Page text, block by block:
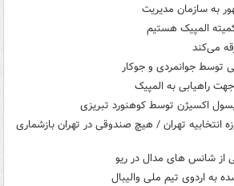
به سازمان مدیریت
المپیک هستیم
می‌کند
توسط جوانمردی و جوکار
راهیابی به المپیک
اکسیژن توسط کوهنورد تبریزی
حوزه انتخابیه تهران / هیچ صندوقی در تهران بازشماری
از شانس های مدال در ریو
به اردوی تیم ملی والیبال